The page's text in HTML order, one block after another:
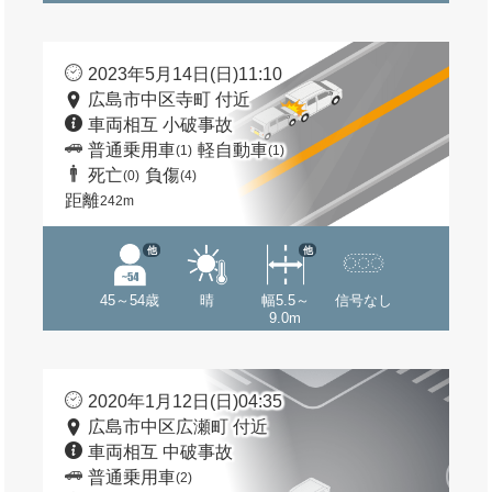
2023年5月14日(日)11:10
広島市中区寺町 付近
車両相互 小破事故
普通乗用車(1) 軽自動車(1)
死亡(0) 負傷(4)
距離242m
45～54歳
他
晴
幅5.5～
9.0m
他
信号なし
2020年1月12日(日)04:35
広島市中区広瀬町 付近
車両相互 中破事故
普通乗用車(2)